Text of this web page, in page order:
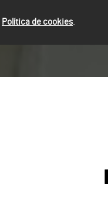
Política de cookies.